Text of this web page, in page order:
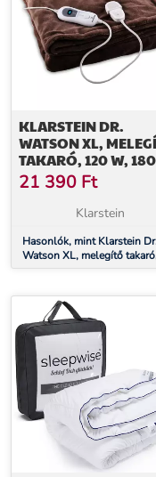
KLARSTEIN DR.
WATSON XL,
TAKARÓ, 120 W,
130 CM, MOSHATÓ,
MIKROPLÜSS,
21 390 Ft
Klarstein
Hasonlók, mint Klarstein
Watson XL, melegítő
120 W, 180 x 130 cm,